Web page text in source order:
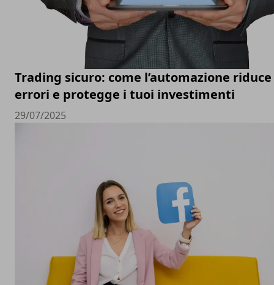
Trading sicuro: come l’automazione
errori e protegge i tuoi investimenti
29/07/2025